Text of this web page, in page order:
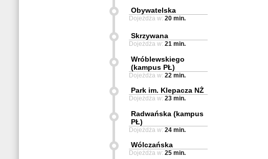
Obywatelska
Dojeżdża w: 20 min.
Skrzywana
Dojeżdża w: 21 min.
Wróblewskiego
(kampus PŁ)
Dojeżdża w: 22 min.
Park im. Klepacza NŻ
Dojeżdża w: 23 min.
Radwańska (kampus
PŁ)
Dojeżdża w: 24 min.
Wólczańska
Dojeżdża w: 25 min.